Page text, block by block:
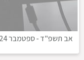
אב תשפ"ד-ספטמבר 2024